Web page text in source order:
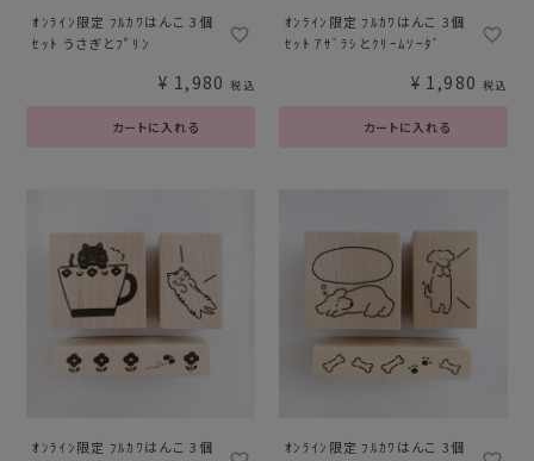
ｵﾝﾗｲﾝ限定 ﾌﾙｶﾜはんこ 3個
ｾｯﾄ うさぎとﾌﾟﾘﾝ
カートに入れる
¥ 1,980 税込
ｵﾝﾗｲﾝ限定 ﾌﾙｶﾜはんこ 3個
ｾｯﾄ ｱｻﾞﾗｼとｸﾘｰﾑｿｰﾀﾞ
カートに入れる
¥ 1,980 税込
ｵﾝﾗｲﾝ限定 ﾌﾙｶﾜはんこ 3個
ｵﾝﾗｲﾝ限定 ﾌﾙｶﾜはんこ 3個